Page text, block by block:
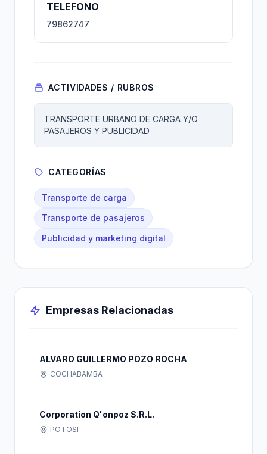
TELEFONO
79862747
ACTIVIDADES / RUBROS
TRANSPORTE URBANO DE CARGA Y/O
PASAJEROS Y PUBLICIDAD
CATEGORÍAS
Transporte de carga
Transporte de pasajeros
Publicidad y marketing digital
Empresas Relacionadas
ALVARO GUILLERMO POZO ROCHA
COCHABAMBA
Corporation Q'onpoz S.R.L.
POTOSI